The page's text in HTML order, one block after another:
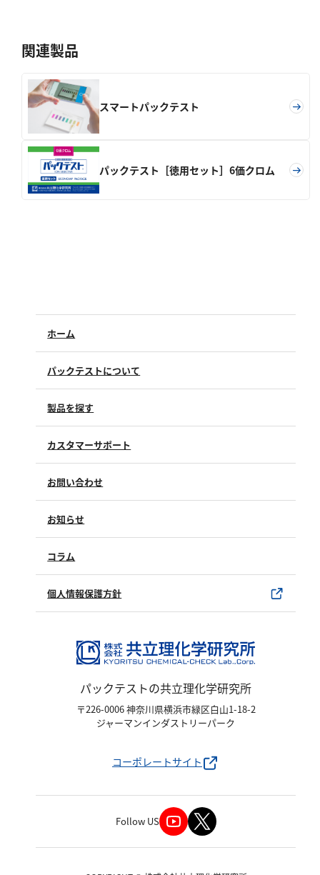
関連製品
スマートパックテスト
パックテスト［徳用セット］6価クロム
ホーム
パックテストについて
製品を探す
カスタマーサポート
製品のご購入について
SDSについて
水銀使用製品について
該非判定書について
お問い合わせ
試薬サンプル
製品カタログ
お知らせ
コラム
個人情報保護方針
パックテストの共立理化学研究所
〒226-0006 神奈川県横浜市緑区白山1-18-2
ジャーマンインダストリーパーク
コーポレートサイト
Follow US